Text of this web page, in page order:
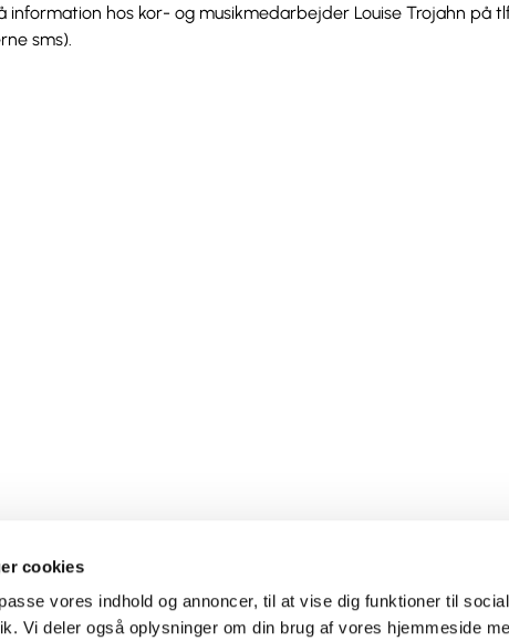
cookies
vores indhold og annoncer, til at vise dig funktioner til
Vi deler også oplysninger om din brug af vores hjemmeside
information hos kor- og musikmedarbejder Louise Trojahn på
sms).
med en præst